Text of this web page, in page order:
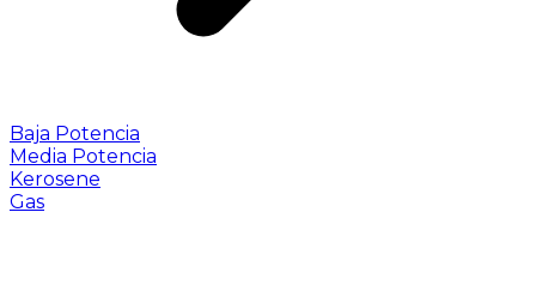
Baja Potencia
Media Potencia
Kerosene
Gas